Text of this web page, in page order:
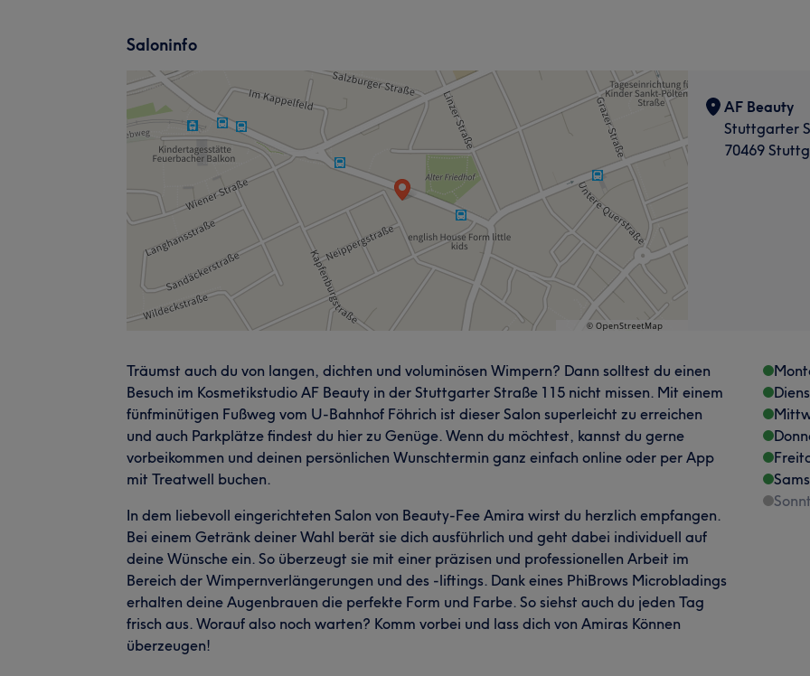
Saloninfo
AF Beauty
Stuttgarter
70469
Träumst auch du von langen, dichten und voluminösen Wimpern? Dann solltest du einen
Besuch im Kosmetikstudio AF Beauty in der Stuttgarter Straße 115 nicht missen. Mit einem
fünfminütigen Fußweg vom U-Bahnhof Föhrich ist dieser Salon superleicht zu erreichen
und auch Parkplätze findest du hier zu Genüge. Wenn du möchtest, kannst du gerne
vorbeikommen und deinen persönlichen Wunschtermin ganz einfach online oder per App
mit Treatwell buchen.
In dem liebevoll eingerichteten Salon von Beauty-Fee Amira wirst du herzlich empfangen.
Bei einem Getränk deiner Wahl berät sie dich ausführlich und geht dabei individuell auf
deine Wünsche ein. So überzeugt sie mit einer präzisen und professionellen Arbeit im
Bereich der Wimpernverlängerungen und des -liftings. Dank eines PhiBrows Microbladings
erhalten deine Augenbrauen die perfekte Form und Farbe. So siehst auch du jeden Tag
frisch aus. Worauf also noch warten? Komm vorbei und lass dich von Amiras Können
überzeugen!